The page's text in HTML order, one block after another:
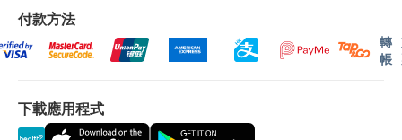
適用人群：
• 延緩衰老人群
• 熬夜、失眠人群
• 逆齡養顏需求者
保用：
貨品質量保證，於顧客收到產品當日起計，食用期
應最少有9個月或以上。
退換條款：
當顧客收取已訂購之貨品時，有責任檢查貨品是否
付款方法
轉
帳
下載應用程式